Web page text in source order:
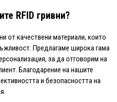
RFID гривни?
от качествени материали, които
Предлагаме широка гама
за да отговорим на
Благодарение на нашите
и безопасността на